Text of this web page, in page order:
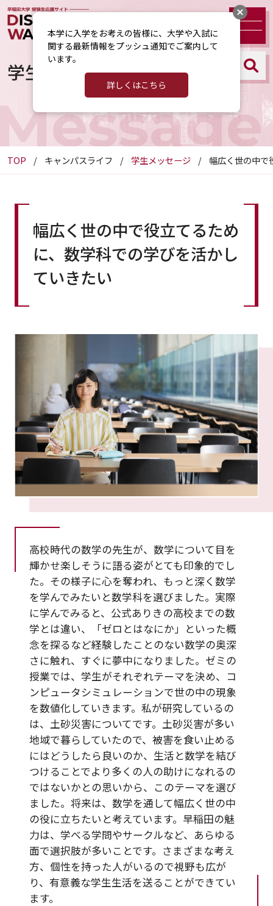
学生メッセージ
TOP キャンパスライフ 学生メッセージ 幅広く世の中で
幅広く世の中で役立てるため
に、数学科での学びを活かし
ていきたい
高校時代の数学の先生が、数学について目を
輝かせ楽しそうに語る姿がとても印象的でし
た。その様子に心を奪われ、もっと深く数学
を学んでみたいと数学科を選びました。実際
に学んでみると、公式ありきの高校までの数
学とは違い、「ゼロとはなにか」といった概
念を探るなど経験したことのない数学の奥深
さに触れ、すぐに夢中になりました。ゼミの
授業では、学生がそれぞれテーマを決め、コ
ンピュータシミュレーションで世の中の現象
を数値化していきます。私が研究しているの
は、土砂災害についてです。土砂災害が多い
地域で暮らしていたので、被害を食い止める
にはどうしたら良いのか、生活と数学を結び
つけることでより多くの人の助けになれるの
ではないかとの思いから、このテーマを選び
ました。将来は、数学を通して幅広く世の中
の役に立ちたいと考えています。早稲田の魅
力は、学べる学問やサークルなど、あらゆる
面で選択肢が多いことです。さまざまな考え
方、個性を持った人がいるので視野も広が
り、有意義な学生生活を送ることができてい
ます。
本学に入学をお考えの皆様に、大学や入試に
関する最新情報をプッシュ通知でご案内して
います。
詳しくはこちら